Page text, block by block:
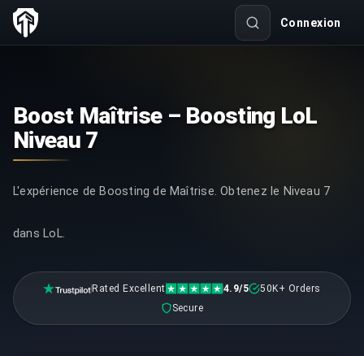
Connexion
Boost Maîtrise – Boosting LoL
Niveau 7
L'expérience de Boosting de Maîtrise. Obtenez le Niveau 7
dans LoL.
Rated Excellent 4.9/5
50K+ Orders
Secure